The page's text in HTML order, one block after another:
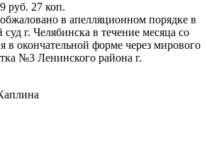
руб. 27 коп.
в апелляционном порядке в
г. Челябинска в течение месяца со
в окончательной форме через мирового
№3 Ленинского района г.